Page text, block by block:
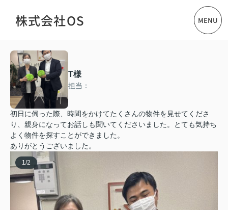
株式会社OS MENU
T様
担当：
初日に伺った際、時間をかけてたくさんの物件を見せてくださ
り、親身になってお話しも聞いてくださいました。とても気持ち
よく物件を探すことができました。
ありがとうございました。
1/2